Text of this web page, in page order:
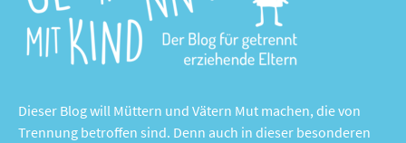
Dieser Blog will Müttern und Vätern Mut machen, die von
Trennung betroffen sind. Denn auch in dieser besonderen